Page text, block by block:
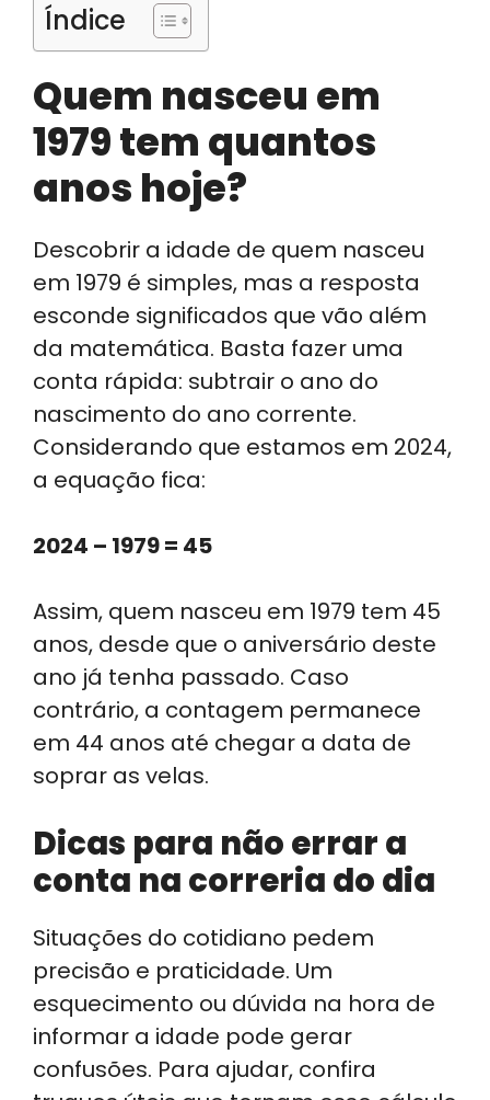
Índice
Quem nasceu em
1979 tem quantos
anos hoje?
Descobrir a idade de quem nasceu
em 1979 é simples, mas a resposta
esconde significados que vão além
da matemática. Basta fazer uma
conta rápida: subtrair o ano do
nascimento do ano corrente.
Considerando que estamos em 2024,
a equação fica:
2024 – 1979 = 45
Assim, quem nasceu em 1979 tem 45
anos, desde que o aniversário deste
ano já tenha passado. Caso
contrário, a contagem permanece
em 44 anos até chegar a data de
soprar as velas.
Dicas para não errar a
conta na correria do dia
Situações do cotidiano pedem
precisão e praticidade. Um
esquecimento ou dúvida na hora de
informar a idade pode gerar
confusões. Para ajudar, confira